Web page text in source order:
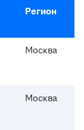
Регион
Москва
Москва